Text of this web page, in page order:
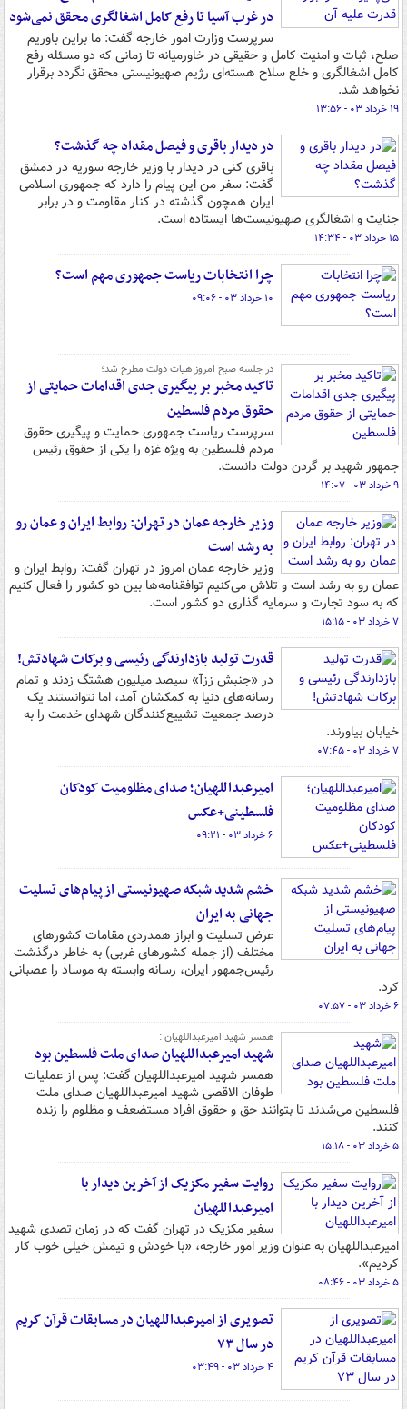
در غرب آسیا تا رفع کامل اشغالگری محقق نمی‌شود
سرپرست وزارت امور خارجه گفت: ما براین باوریم
صلح، ثبات و امنیت کامل و حقیقی در خاورمیانه تا زمانی که دو مسئله رفع
کامل اشغالگری و خلع سلاح هسته‌ای رژیم صهیونیستی محقق نگردد برقرار
نخواهد شد.
۱۹ خرداد ۰۳ - ۱۳:۵۶
در دیدار باقری و فیصل مقداد چه گذشت؟
باقری کنی در دیدار با وزیر خارجه سوریه در دمشق
گفت: سفر من این پیام را دارد که جمهوری اسلامی
ایران همچون گذشته در کنار مقاومت و در برابر
جنایت و اشغالگری صهیونیست‌ها ایستاده است.
۱۵ خرداد ۰۳ - ۱۴:۳۴
چرا انتخابات ریاست جمهوری مهم است؟
۱۰ خرداد ۰۳ - ۰۹:۰۶
در جلسه صبح امروز هیات دولت مطرح شد؛
تاکید مخبر بر پیگیری جدی اقدامات حمایتی از
حقوق مردم فلسطین
سرپرست ریاست جمهوری حمایت و پیگیری حقوق
مردم فلسطین به ویژه غزه را یکی از حقوق رئیس
جمهور شهید بر گردن دولت دانست.
۹ خرداد ۰۳ - ۱۴:۰۷
وزیر خارجه عمان در تهران: روابط ایران و عمان رو
به رشد است
وزیر خارجه عمان امروز در تهران گفت: روابط ایران و
عمان رو به رشد است و تلاش می‌کنیم توافقنامه‌ها بین دو کشور را فعال کنیم
که به سود تجارت و سرمایه گذاری دو کشور است.
۷ خرداد ۰۳ - ۱۵:۱۵
قدرت تولید بازدارندگی رئیسی و برکات شهادتش!
در «جنبش ززآ» سیصد میلیون هشتگ زدند و تمام
رسانه‌های دنیا به کمکشان آمد، اما نتوانستند یک
درصد جمعیت تشییع‌کنندگان شهدای خدمت را به
خیابان بیاورند.
۷ خرداد ۰۳ - ۰۷:۴۵
امیرعبداللهیان؛ صدای مظلومیت کودکان
فلسطینی+عکس
۶ خرداد ۰۳ - ۰۹:۲۱
خشم شدید شبکه صهیونیستی از پیام‌های تسلیت
جهانی به ایران
عرض تسلیت و ابراز همدردی مقامات کشورهای
مختلف (از جمله کشورهای غربی) به خاطر درگذشت
رئیس‌جمهور ایران، رسانه وابسته به موساد را عصبانی
کرد.
۶ خرداد ۰۳ - ۰۷:۵۷
همسر شهید امیرعبداللهیان :
شهید امیرعبداللهیان صدای ملت فلسطین بود
همسر شهید امیرعبداللهیان گفت: پس از عملیات
طوفان الاقصی شهید امیرعبداللهیان صدای ملت
فلسطین می‌شدند تا بتوانند حق و حقوق افراد مستضعف و مظلوم را زنده
کنند.
۵ خرداد ۰۳ - ۱۵:۱۸
روایت سفیر مکزیک از آخرین دیدار با
امیرعبداللهیان
سفیر مکزیک در تهران گفت که در زمان تصدی شهید
امیرعبداللهیان به عنوان وزیر امور خارجه، «با خودش و تیمش خیلی خوب کار
کردیم».
۵ خرداد ۰۳ - ۰۸:۴۶
تصویری از امیرعبداللهیان در مسابقات قرآن کریم
در سال ۷۳
۴ خرداد ۰۳ - ۰۳:۴۹